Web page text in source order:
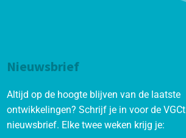
Nieuwsbrief
Altijd op de hoogte blijven van de laatste
ontwikkelingen? Schrijf je in voor de VGCt
nieuwsbrief. Elke twee weken krijg je: